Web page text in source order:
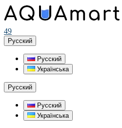
49
Русский
Русский
Українська
Русский
Русский
Українська